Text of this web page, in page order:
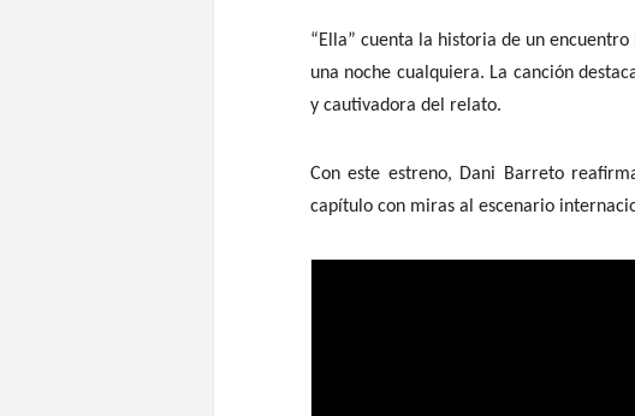
“Ella” cuenta la historia de un
una noche cualquiera. La canción
y cautivadora del relato.
Con este estreno, Dani Barreto
capítulo con miras al escenario